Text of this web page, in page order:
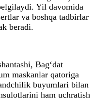
Yil davomida
va boshqa tadbirlar
beradi.
Bag‘dat
maskanlar qatoriga
buyumlari bilan
ham uchratish